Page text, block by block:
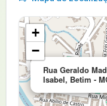
Rua Geraldo
Isabel, Betim -
+
−